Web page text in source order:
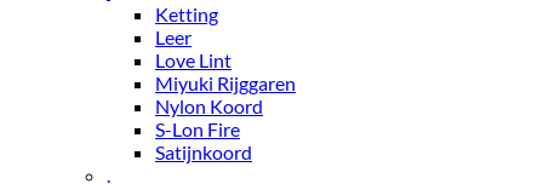
Ketting
Leer
Love Lint
Miyuki Rijggaren
Nylon Koord
S-Lon Fire
Satijnkoord